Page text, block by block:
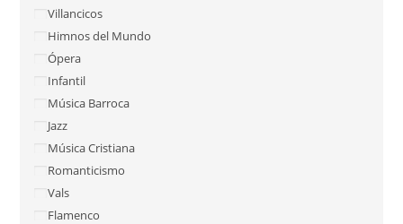
Villancicos
Himnos del Mundo
Ópera
Infantil
Música Barroca
Jazz
Música Cristiana
Romanticismo
Vals
Flamenco